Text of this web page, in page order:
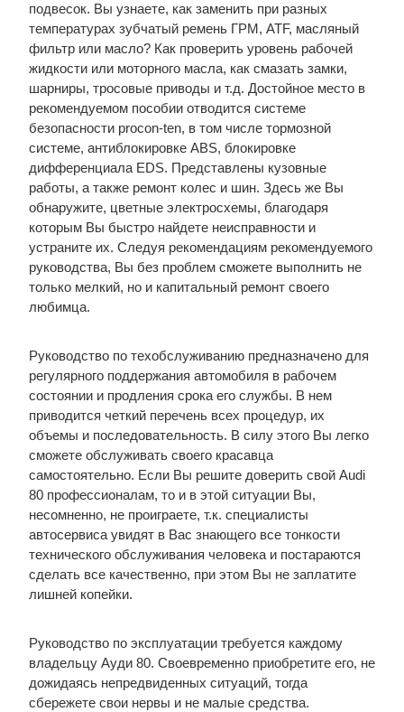
подвесок. Вы узнаете, как заменить при разных
температурах зубчатый ремень ГРМ, ATF, масляный
фильтр или масло? Как проверить уровень рабочей
жидкости или моторного масла, как смазать замки,
шарниры, тросовые приводы и т.д. Достойное место в
рекомендуемом пособии отводится системе
безопасности procon-ten, в том числе тормозной
системе, антиблокировке ABS, блокировке
дифференциала EDS. Представлены кузовные
работы, а также ремонт колес и шин. Здесь же Вы
обнаружите, цветные электросхемы, благодаря
которым Вы быстро найдете неисправности и
устраните их. Следуя рекомендациям рекомендуемого
руководства, Вы без проблем сможете выполнить не
только мелкий, но и капитальный ремонт своего
любимца.
Руководство по техобслуживанию предназначено для
регулярного поддержания автомобиля в рабочем
состоянии и продления срока его службы. В нем
приводится четкий перечень всех процедур, их
объемы и последовательность. В силу этого Вы легко
сможете обслуживать своего красавца
самостоятельно. Если Вы решите доверить свой Audi
80 профессионалам, то и в этой ситуации Вы,
несомненно, не проиграете, т.к. специалисты
автосервиса увидят в Вас знающего все тонкости
технического обслуживания человека и постараются
сделать все качественно, при этом Вы не заплатите
лишней копейки.
Руководство по эксплуатации требуется каждому
владельцу Ауди 80. Своевременно приобретите его, не
дожидаясь непредвиденных ситуаций, тогда
сбережете свои нервы и не малые средства.